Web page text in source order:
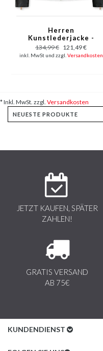
Herren
Kunstlederjacke -
Bikerjacke - Schwarz
134,99 € 121,49 €
inkl. MwSt und zzgl. Versandkosten
* Inkl. MwSt. zzgl. Versandkosten
JETZT KAUFEN, SPÄTER
ZAHLEN!
GRATIS VERSAND
AB 75€
KUNDENDIENST
Kundenservice